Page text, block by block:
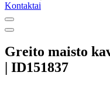
Kontaktai
Greito maisto
| ID151837